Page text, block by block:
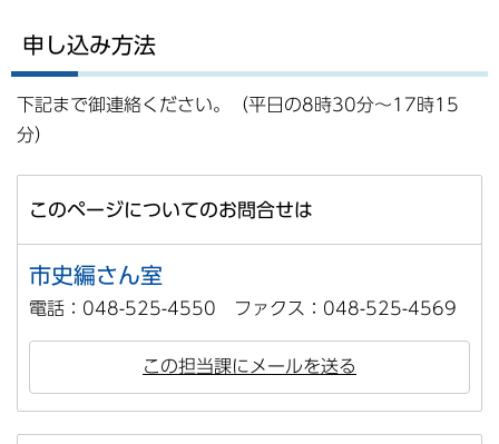
申し込み方法
下記まで御連絡ください。（平日の8時30分～17時15
分）
このページについてのお問合せは
市史編さん室
電話：048-525-4550 ファクス：048-525-4569
この担当課にメールを送る